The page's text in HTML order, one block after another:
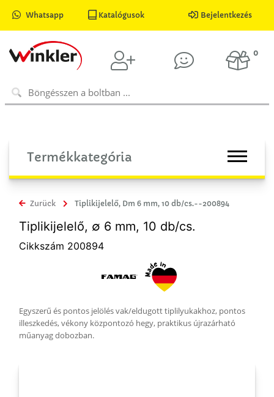
Whatsapp Katalógusok Bejelentkezés
0
Termékkategória
Zurück Tiplikijelelő, Dm 6 mm, 10 db/cs.--200894
Tiplikijelelő, ∅ 6 mm, 10 db/cs.
Cikkszám 200894
Egyszerű és pontos jelölés vak/eldugott tiplilyukakhoz, pontos
illeszkedés, vékony központozó hegy, praktikus újrazárható
műanyag dobozban.